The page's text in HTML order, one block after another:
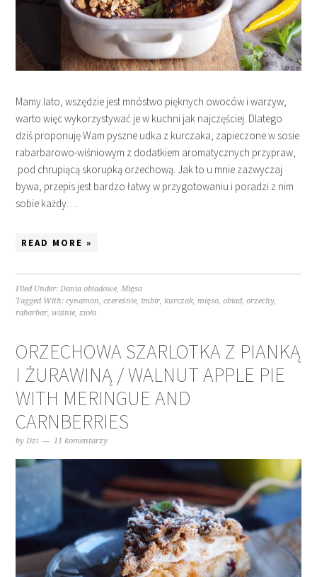
Mamy lato, wszędzie jest mnóstwo pięknych owoców i warzyw,
warto więc wykorzystywać je w kuchni jak najczęściej. Dlatego
dziś proponuję Wam pyszne udka z kurczaka, zapieczone w sosie
rabarbarowo-wiśniowym z dodatkiem aromatycznych przypraw,
pod chrupiącą skorupką orzechową. Jak to u mnie zazwyczaj
bywa, przepis jest bardzo łatwy w przygotowaniu i poradzi z nim
sobie każdy….
READ MORE »
Filed Under:Dania obiadowe,Mięsa
Tagged With:cynamon,czereśnie, imbir,kurczak,mięso,obiad,orzechy,
rabarbar,wiśnie,zioła
ORZECHOWA SZARLOTKA Z PIANKĄ
I ŻURAWINĄ / WALNUT APPLE PIE
WITH MERINGUE AND
CARNBERRIES
byDzi 11 komentarzy